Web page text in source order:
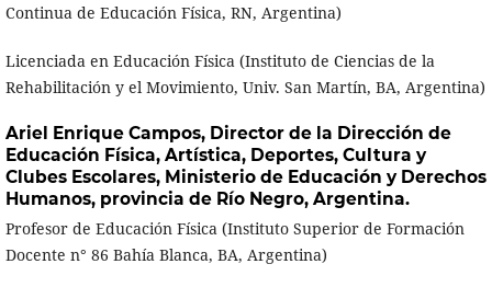
Continua de Educación Física, RN, Argentina)
Licenciada en Educación Física (Instituto de Ciencias de la
Rehabilitación y el Movimiento, Univ. San Martín, BA, Argentina)
Ariel Enrique Campos, Director de la Dirección de
Educación Física, Artística, Deportes, Cultura y
Clubes Escolares, Ministerio de Educación y Derechos
Humanos, provincia de Río Negro, Argentina.
Profesor de Educación Física (Instituto Superior de Formación
Docente n° 86 Bahía Blanca, BA, Argentina)